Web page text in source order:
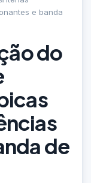
e banda
do
de